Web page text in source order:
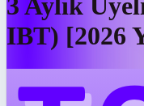
3 Aylık
IBT) [2026